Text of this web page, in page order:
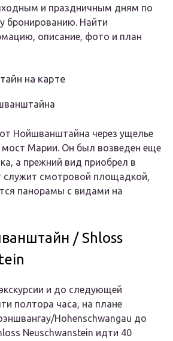
и праздничным дням по
бронированию. Найти
описание, фото и план
на карте
Нойшванштайна через ущелье
мост Марии. Он был возведен еще
а прежний вид приобрел в
служит смотровой площадкой,
панорамы с видами на
/ Shloss
и до следующей
полтора часа, на плане
Hohenschwangau до
Neuschwanstein идти 40